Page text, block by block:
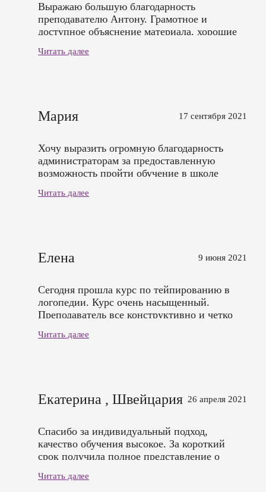
Выражаю большую благодарность
преподавателю Антону. Грамотное и
доступное объяснение материала, хорошие
электронных ресурсов по изучению
Читать далее
Мария 17 сентября 2021
Хочу выразить огромную благодарность
администраторам за предоставленную
возможность пройти обучение в школе
моделей, хорошо поданную информацию
Читать далее
Елена 9 июня 2021
Сегодня прошла курс по тейпированию в
логопедии. Курс очень насыщенный.
Преподаватель все конструктивно и четко
вопросам, отвечает на них.. Все очень
Читать далее
Екатерина , Швейцария 26 апреля 2021
Спасибо за индивидуальный подход,
качество обучения высокое. За короткий
срок получила полное представление о
великолепно, учитывая интересы
Читать далее